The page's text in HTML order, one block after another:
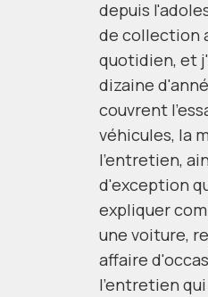
depuis
de collection
quotidien, et
dizaine
couvrent
véhicules, la
l'entretien,
d'exception
expliquer
une voiture,
affaire
l'entretien